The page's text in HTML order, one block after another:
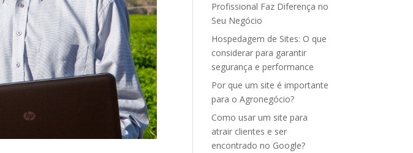
Profissional Faz Diferença no
Seu Negócio
Hospedagem de Sites: O que
considerar para garantir
segurança e performance
Por que um site é importante
para o Agronegócio?
Como usar um site para
atrair clientes e ser
encontrado no Google?